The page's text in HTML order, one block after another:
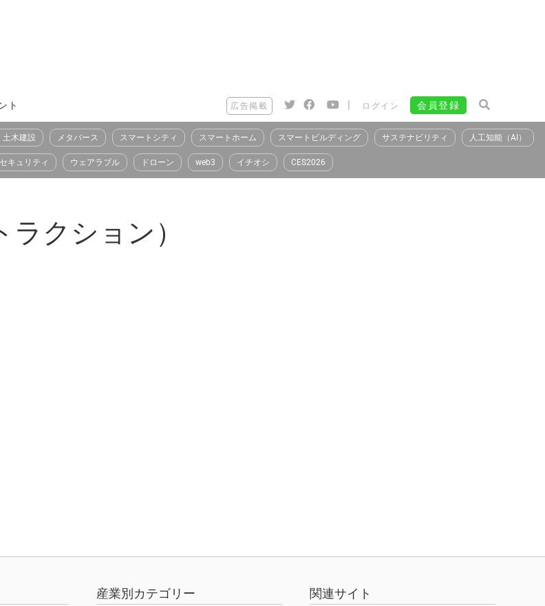
ト 広告掲載 | ログイン 会員登録
土木建設 メタバース スマートシティ スマートホーム スマートビルディング サステナビリティ 人工知能（AI）
セキュリティ ウェアラブル ドローン web3 イチオシ CES2026
ラクション）
産業別カテゴリー 関連サイト